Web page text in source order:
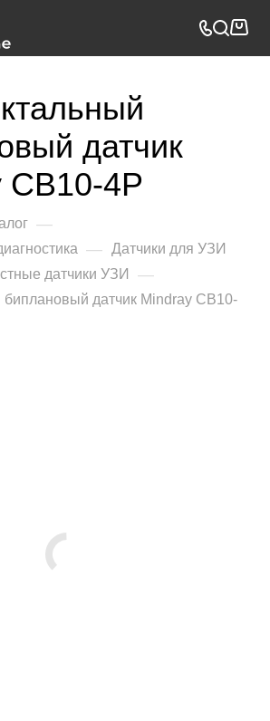
датчик
CB10-4P
—
— Датчики для УЗИ
датчики УЗИ —
датчик Mindray CB10-